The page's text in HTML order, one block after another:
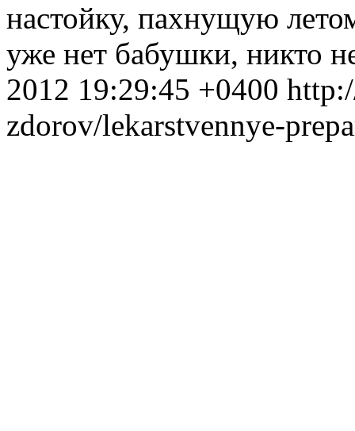
настойку, пахнущую
уже нет бабушки, никто
2012 19:29:45 +0400
zdorov/lekarstvennye-